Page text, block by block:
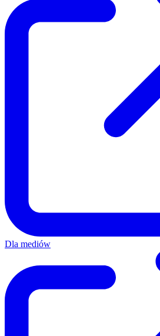
Dla mediów